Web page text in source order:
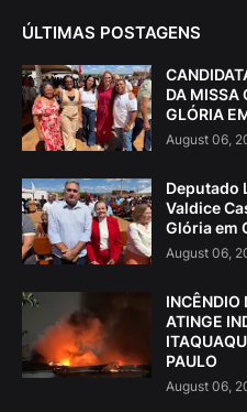
ÚLTIMAS POSTAGENS
DA MISSA
GLÓRIA
August 06,
Deputado
Valdice
Glória em
August 06,
INCÊNDIO
ATINGE
PAULO
August 06,